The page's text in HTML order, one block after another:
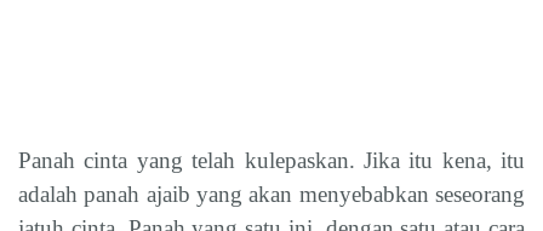
Panah cinta yang telah kulepaskan. Jika itu kena, itu
adalah panah ajaib yang akan menyebabkan seseorang